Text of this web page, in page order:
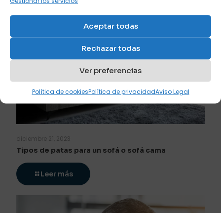
Aceptar todas
Rechazar todas
Ver preferencias
Política de cookiesPolítica de privacidadAviso Legal
diciembre 21, 2023
Tipos de patas para un sofá o sofá cama
Leer más